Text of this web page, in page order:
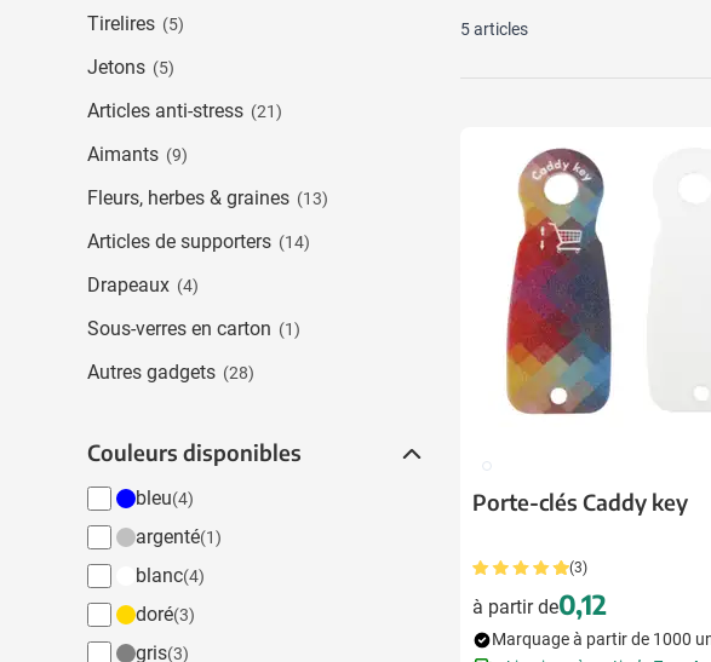
Entreprises & bureau
Sports, loisirs & jeux
Afficher le sous-menu pour la catégorie
Afficher le sous-menu pour la catégorie
Alimentation & boissons
Afficher le sous-menu pour la catégorie
Maison & bien-être
Afficher le sous-menu pour la catégorie
Outillage & lampes
Afficher le sous-menu pour la catégorie
Sécurité
Afficher le sous-menu pour la catégorie
Afficher le sous-menu pour la catégorie
Afficher le sous-menu pour la catégorie
Promotions & coup de cœur
Afficher le sous-menu pour la catégorie
Tirelires (5)
Jetons (5)
Articles anti-stress (21)
Aimants (9)
Fleurs, herbes & graines (13)
Articles de supporters (14)
Drapeaux (4)
Sous-verres en carton (1)
Autres gadgets (28)
Couleurs disponibles
Couleurs disponibles
bleu(4)
argenté(1)
blanc(4)
doré(3)
gris(3)
5articles
002
Porte-clés Caddy key
(3)
à partir de0,12
Marquage à partir de 1000